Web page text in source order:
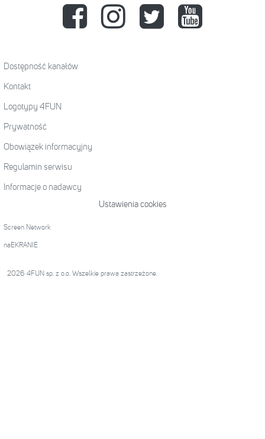
Dostępność kanałów
Kontakt
Logotypy 4FUN
Prywatność
Obowiązek informacyjny
Regulamin serwisu
Informacje o nadawcy
Ustawienia cookies
Screen Network
naEKRANIE
2026 4FUN sp. z o.o. Wszelkie prawa zastrzeżone.